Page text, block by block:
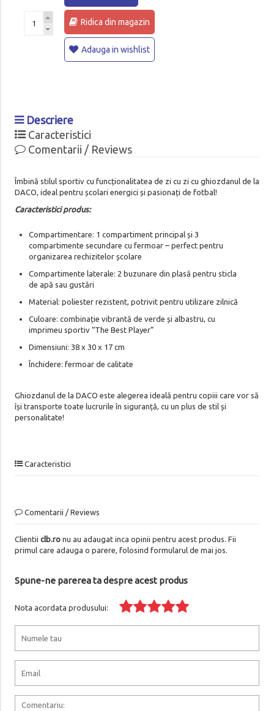
Ridica din magazin
Adauga in wishlist
Descriere
Caracteristici
Comentarii / Reviews
Îmbină stilul sportiv cu funcționalitatea de zi cu zi cu ghiozdanul de la
DACO, ideal pentru școlari energici și pasionați de fotbal!
Caracteristici produs:
Compartimentare: 1 compartiment principal și 3
compartimente secundare cu fermoar – perfect pentru
organizarea rechizitelor școlare
Compartimente laterale: 2 buzunare din plasă pentru sticla
de apă sau gustări
Material: poliester rezistent, potrivit pentru utilizare zilnică
Culoare: combinație vibrantă de verde și albastru, cu
imprimeu sportiv “The Best Player”
Dimensiuni: 38 x 30 x 17 cm
Închidere: fermoar de calitate
Ghiozdanul de la DACO este alegerea ideală pentru copiii care vor să
își transporte toate lucrurile în siguranță, cu un plus de stil și
personalitate!
Caracteristici
Comentarii / Reviews
Clientii clb.ronu au adaugat inca opinii pentru acest produs. Fii
primul care adauga o parere, folosind formularul de mai jos.
Spune-ne parerea ta despre acest produs
Nota acordata produsului: